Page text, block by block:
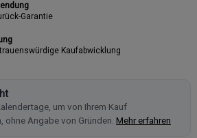
Garantie
Kaufabwicklung
um von Ihrem Kauf
ohne Angabe von Gründen. Mehr erfahren